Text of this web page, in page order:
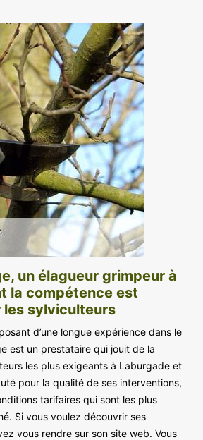
un élagueur grimpeur à
la compétence est
sylviculteurs
d’une longue expérience dans le
est un prestataire qui jouit de la
les plus exigeants à Laburgade et
pour la qualité de ses interventions,
tarifaires qui sont les plus
Si vous voulez découvrir ses
vous rendre sur son site web. Vous